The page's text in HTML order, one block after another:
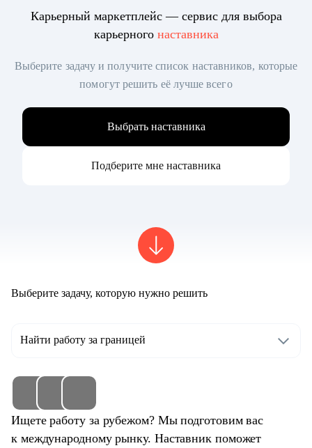
Карьерный маркетплейс — сервис для выбора
карьерного наставника
Выберите задачу и получите список наставников, которые
помогут решить её лучше всего
Выбрать наставника
Подберите мне наставника
Выберите задачу, которую нужно решить
Найти работу за границей
Ищете работу за рубежом? Мы подготовим вас
к международному рынку. Наставник поможет